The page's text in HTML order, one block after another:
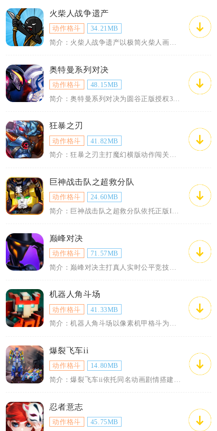
火柴人战争遗产
动作格斗
34.21MB
奥特曼系列对决
动作格斗
48.15MB
狂暴之刃
动作格斗
41.82MB
简介：狂暴之刃主打魔幻横版动作闯关，移动端采用虚拟摇杆搭配四技能按键的经典操作布局...
巨神战击队之超救分队
动作格斗
24.60MB
巅峰对决
动作格斗
71.57MB
机器人角斗场
动作格斗
41.33MB
简介：机器人角斗场以像素机甲格斗为核心，移植改编端游完整内容，手机端适配触屏操控，...
爆裂飞车ii
动作格斗
14.80MB
忍者意志
动作格斗
45.75MB